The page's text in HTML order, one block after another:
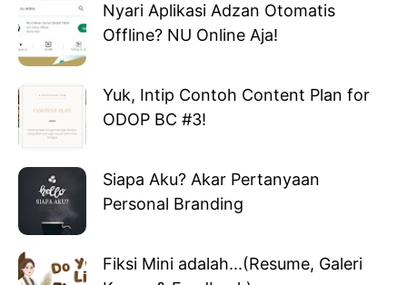
Nyari Aplikasi Adzan Otomatis
Offline? NU Online Aja!
Yuk, Intip Contoh Content Plan for
ODOP BC #3!
Siapa Aku? Akar Pertanyaan
Personal Branding
Fiksi Mini adalah...(Resume, Galeri